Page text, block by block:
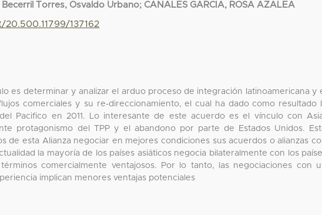
Becerril Torres, Osvaldo Urbano; CANALES GARCIA, ROSA AZALEA
137162
es determinar y analizar el arduo proceso de integración latinoamericana y
comerciales y su re-direccionamiento, el cual ha dado como resultado
Pacifico en 2011. Lo interesante de este acuerdo es el vínculo con
protagonismo del TPP y el abandono por parte de Estados Unidos.
de esta Alianza negociar en mejores condiciones sus acuerdos o alianzas
la mayoría de los países asiáticos negocia bilateralmente con los
comercialmente ventajosos. Por lo tanto, las negociaciones con
implican menores ventajas potenciales